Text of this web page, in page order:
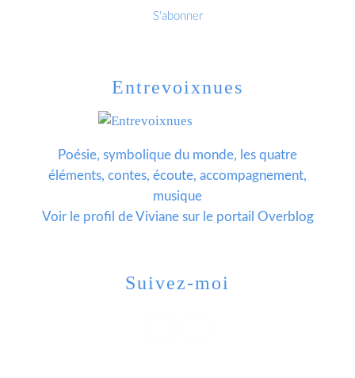
Entrevoixnues
Poésie, symbolique du monde, les quatre
éléments, contes, écoute, accompagnement,
musique
Voir le profil deVivianesur le portail Overblog
Suivez-moi